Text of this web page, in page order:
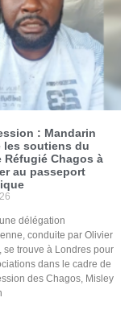
: Mandarin
les soutiens du
Réfugié Chagos à
au passeport
délégation
conduite par Olivier
se trouve à Londres pour
dans le cadre de
des Chagos, Misley